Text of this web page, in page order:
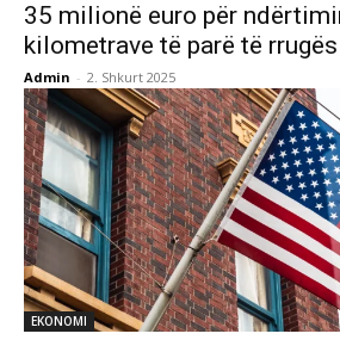
35 milionë euro për
kilometrave të parë të
Admin - 2. Shkurt 2025
EKONOMI